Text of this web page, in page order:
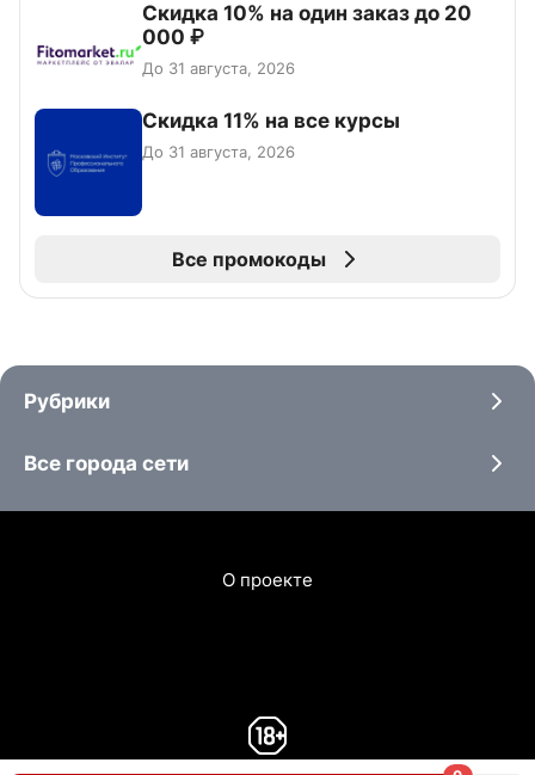
Скидка 10% на один заказ до 20
000 ₽
До 31 августа, 2026
Скидка 11% на все курсы
До 31 августа, 2026
Все промокоды
Рубрики
Все города сети
О проекте